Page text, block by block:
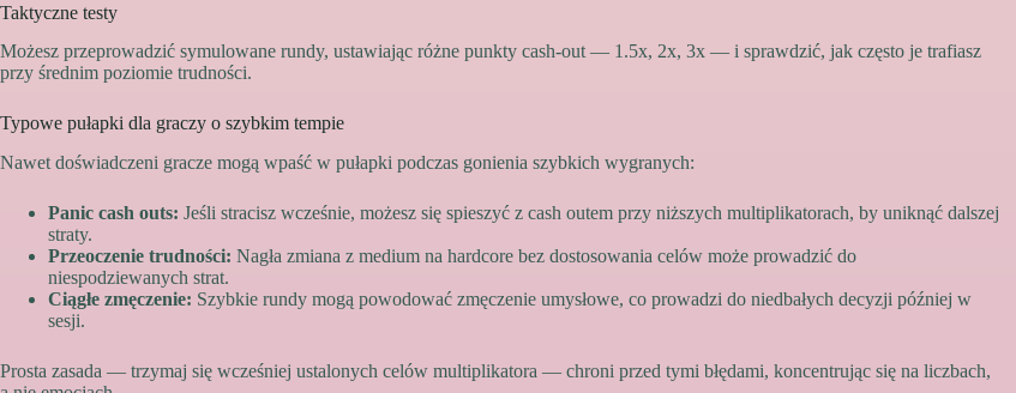
Taktyczne testy
Możesz przeprowadzić symulowane rundy, ustawiając różne punkty cash‑out — 1.5x, 2x, 3x — i sprawdzić, jak często je trafiasz
przy średnim poziomie trudności.
Typowe pułapki dla graczy o szybkim tempie
Nawet doświadczeni gracze mogą wpaść w pułapki podczas gonienia szybkich wygranych:
Panic cash outs: Jeśli stracisz wcześnie, możesz się spieszyć z cash outem przy niższych multiplikatorach, by uniknąć dalszej
straty.
Przeoczenie trudności: Nagła zmiana z medium na hardcore bez dostosowania celów może prowadzić do
niespodziewanych strat.
Ciągłe zmęczenie: Szybkie rundy mogą powodować zmęczenie umysłowe, co prowadzi do niedbałych decyzji później w
sesji.
Prosta zasada — trzymaj się wcześniej ustalonych celów multiplikatora — chroni przed tymi błędami, koncentrując się na liczbach,